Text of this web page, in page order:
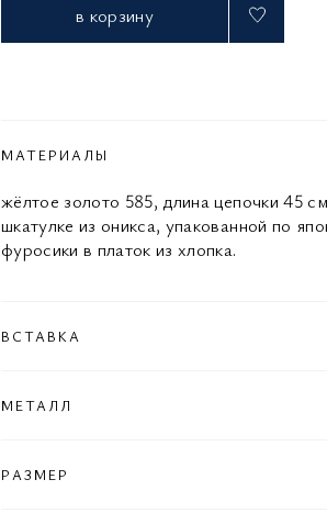
в корзину
МАТЕРИАЛЫ
жёлтое золото 585, длина цепочки 45
шкатулке из оникса, упакованной по
фуросики в платок из хлопка.
ВСТАВКА
МЕТАЛЛ
РАЗМЕР